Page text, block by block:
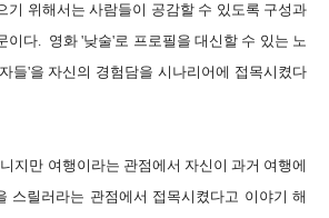
기 위해서는 사람들이 공감할 수 있도록 구성과
이다. 영화 '낮술'로 프로필을 대신할 수 있는 노
들'을 자신의 경험담을 시나리어에 접목시켰다
지만 여행이라는 관점에서 자신이 과거 여행에
스릴러라는 관점에서 접목시켰다고 이야기 해